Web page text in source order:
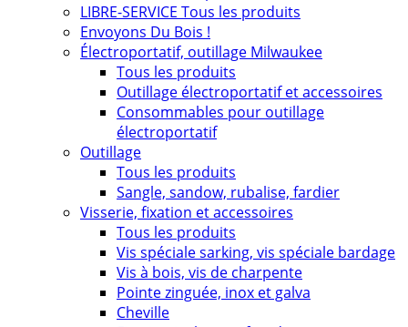
LIBRE-SERVICE Tous les produits
Envoyons Du Bois !
Électroportatif, outillage Milwaukee
Tous les produits
Outillage électroportatif et accessoires
Consommables pour outillage
électroportatif
Outillage
Tous les produits
Sangle, sandow, rubalise, fardier
Visserie, fixation et accessoires
Tous les produits
Vis spéciale sarking, vis spéciale bardage
Vis à bois, vis de charpente
Pointe zinguée, inox et galva
Cheville